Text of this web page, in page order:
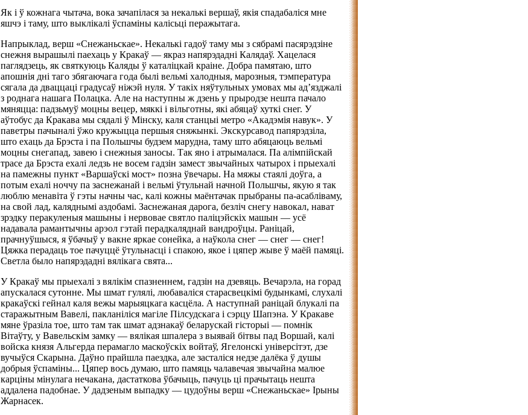
Як і ў кожнага чытача, вока зачапілася за некалькі вершаў, якія спадабаліся мне
яшчэ і таму, што выклікалі ўспаміны калісьці перажытага.
Напрыклад, верш «Снежаньскае». Некалькі гадоў таму мы з сябрамі пасярэдзіне
снежня вырашылі паехаць у Кракаў — якраз напярэдадні Калядаў. Хацелася
паглядзець, як святкуюць Каляды ў каталіцкай краіне. Добра памятаю, што
апошнія дні таго збягаючага года былі вельмі халодныя, марозныя, тэмпература
сягала да дваццаці градусаў ніжэй нуля. У такіх няўтульных умовах мы ад’язджалі
з роднага нашага Полацка. Але на наступны ж дзень у прыродзе нешта пачало
мяняцца: падзьмуў моцны вецер, мяккі і вільготны, які абяцаў хуткі снег. У
аўтобус да Кракава мы сядалі ў Мінску, каля станцыі метро «Акадэмія навук». У
паветры пачыналі ўжо кружыцца першыя сняжынкі. Экскурсавод папярэдзіла,
што ехаць да Брэста і па Польшчы будзем марудна, таму што абяцаюць вельмі
моцны снегапад, завею і снежныя заносы. Так яно і атрымалася. Па алімпійскай
трасе да Брэста ехалі ледзь не восем гадзін замест звычайных чатырох і прыехалі
на памежны пункт «Варшаўскі мост» позна ўвечары. На мяжы стаялі доўга, а
потым ехалі ноччу па заснежанай і вельмі ўтульнай начной Польшчы, якую я так
люблю менавіта ў гэты начны час, калі кожны маёнтачак прыбраны па-асабліваму,
на свой лад, каляднымі аздобамі. Заснежаная дарога, безліч снегу навокал, нават
зрэдку перакуленыя машыны і нервовае святло паліцэйскіх машын — усё
надавала рамантычны арэол гэтай перадкаляднай вандроўцы. Раніцай,
прачнуўшыся, я ўбачыў у вакне яркае сонейка, а наўкола снег — снег — снег!
Цяжка перадаць тое пачуццё ўтульнасці і спакою, якое і цяпер жыве ў маёй памяці.
Светла было напярэдадні вялікага свята...
У Кракаў мы прыехалі з вялікім спазненнем, гадзін на дзевяць. Вечарэла, на горад
апускалася сутонне. Мы шмат гулялі, любаваліся старасвецкімі будынкамі, слухалі
кракаўскі гейнал каля вежы марыяцкага касцёла. А наступнай раніцай блукалі па
старажытным Вавелі, пакланіліся магіле Пілсудскага і сэрцу Шапэна. У Кракаве
мяне ўразіла тое, што там так шмат адзнакаў беларускай гісторыі — помнік
Вітаўту, у Вавельскім замку — вялікая шпалера з выявай бітвы пад Воршай, калі
войска князя Альгерда перамагло маскоўскіх войтаў, Ягелонскі універсітэт, дзе
вучыўся Скарына. Даўно прайшла паездка, але засталіся недзе далёка ў душы
добрыя ўспаміны... Цяпер вось думаю, што памяць чалавечая звычайна малюе
карціны мінулага нечакана, дастаткова ўбачыць, пачуць ці прачытаць нешта
аддалена падобнае. У дадзеным выпадку — цудоўны верш «Снежаньскае» Ірыны
Жарнасек.